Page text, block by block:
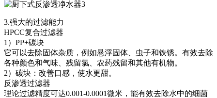
3.强大的过滤能力
HPCC复合过滤器
1）PP+碳块
它可以去除固体杂质，例如悬浮固体、虫子和铁锈。有效去除
各种颜色和气味、残留氯、农药残留和其他有机物。
2）碳块：改善口感，使水更甜。
反渗透过滤器
理论过滤精度可达0.001-0.0001微米，能有效去除水中的细菌